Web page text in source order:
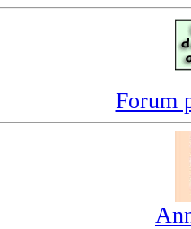
Forum